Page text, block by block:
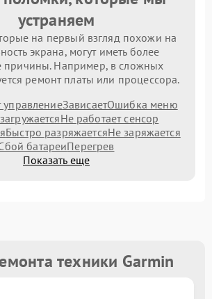
устраняем
на первый взгляд похожи на
экрана, могут иметь более
причины. Например, в сложных
ремонт платы или процессора.
управлениеЗависаетОшибка меню
Не работает сенсор
Быстро разряжаетсяНе заряжается
батареиПерегрев
Показать еще
техники Garmin